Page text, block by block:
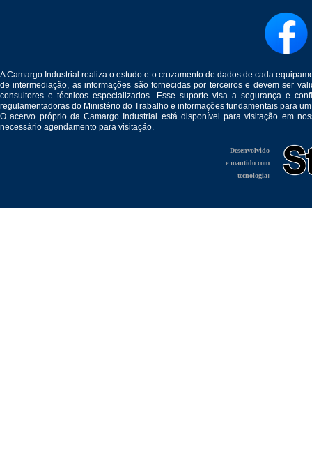
A Camargo Industrial realiza o estudo e o cruzamento de dados de cada
de intermediação, as informações são fornecidas por terceiros e devem ser
consultores e técnicos especializados. Esse suporte visa a segurança e
regulamentadoras do Ministério do Trabalho e informações fundamentais para
O acervo próprio da Camargo Industrial está disponível para visitação em
necessário agendamento para visitação.
Desenvolvido
e mantido com
tecnologia: